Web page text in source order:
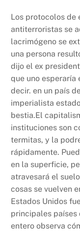
Los protocolos de
antiterroristas se
lacrimógeno se
una persona
dijo el ex
que uno esperaría
decir. en un país
imperialista
bestia.El
instituciones son
termitas, y la
rápidamente.
en la superficie,
atravesará el
cosas se vuelven
Estados Unidos
principales países
entero observa